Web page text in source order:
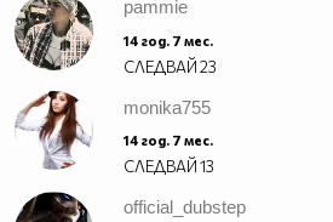
pammie
14 год. 7 мес.
СЛЕДВАЙ23
monika755
14 год. 7 мес.
СЛЕДВАЙ13
official_dubstep